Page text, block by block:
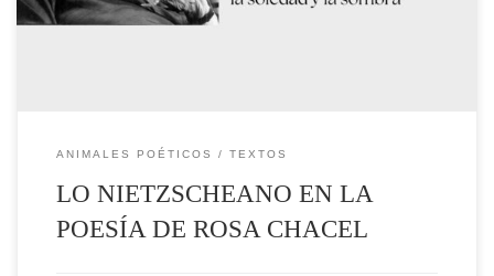
elementos fundamentales en su obra, […]
ANIMALES POÉTICOS TEXTOS
LO NIETZSCHEANO EN LA
POESÍA DE ROSA CHACEL